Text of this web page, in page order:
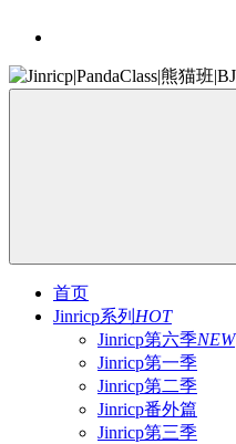
首页
Jinricp系列 HOT
Jinricp第六季NEW
Jinricp第一季
Jinricp第二季
Jinricp番外篇
Jinricp第三季